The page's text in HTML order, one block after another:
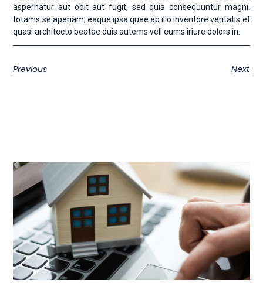
aspernatur aut odit aut fugit, sed quia consequuntur magni.
totams se aperiam, eaque ipsa quae ab illo inventore veritatis et
quasi architecto beatae duis autems vell eums iriure dolors in.
Previous Next